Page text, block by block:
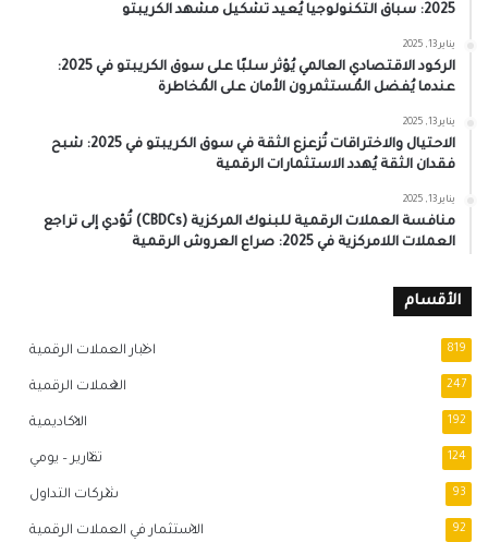
2025: سباق التكنولوجيا يُعيد تشكيل مشهد الكريبتو
يناير 13, 2025
الركود الاقتصادي العالمي يُؤثر سلبًا على سوق الكريبتو في 2025:
عندما يُفضل المُستثمرون الأمان على المُخاطرة
يناير 13, 2025
الاحتيال والاختراقات تُزعزع الثقة في سوق الكريبتو في 2025: شبح
فقدان الثقة يُهدد الاستثمارات الرقمية
يناير 13, 2025
منافسة العملات الرقمية للبنوك المركزية (CBDCs) تُؤدي إلى تراجع
العملات اللامركزية في 2025: صراع العروش الرقمية
الأقسام
اخبار العملات الرقمية 819
العملات الرقمية 247
الاكاديمية 192
تقارير – يومي 124
شركات التداول 93
الاستثمار في العملات الرقمية 92